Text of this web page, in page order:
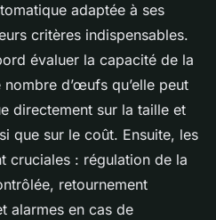
adaptée à ses
critères indispensables.
évaluer la capacité de la
d’œufs qu’elle peut
directement sur la taille et
que sur le coût. Ensuite, les
cruciales : régulation de la
retournement
alarmes en cas de